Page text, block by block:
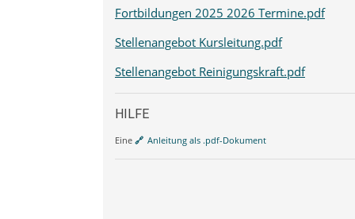
Fortbildungen 2025 2026 Termine.pdf
Stellenangebot Kursleitung.pdf
Stellenangebot Reinigungskraft.pdf
HILFE
Eine Anleitung als .pdf-Dokument